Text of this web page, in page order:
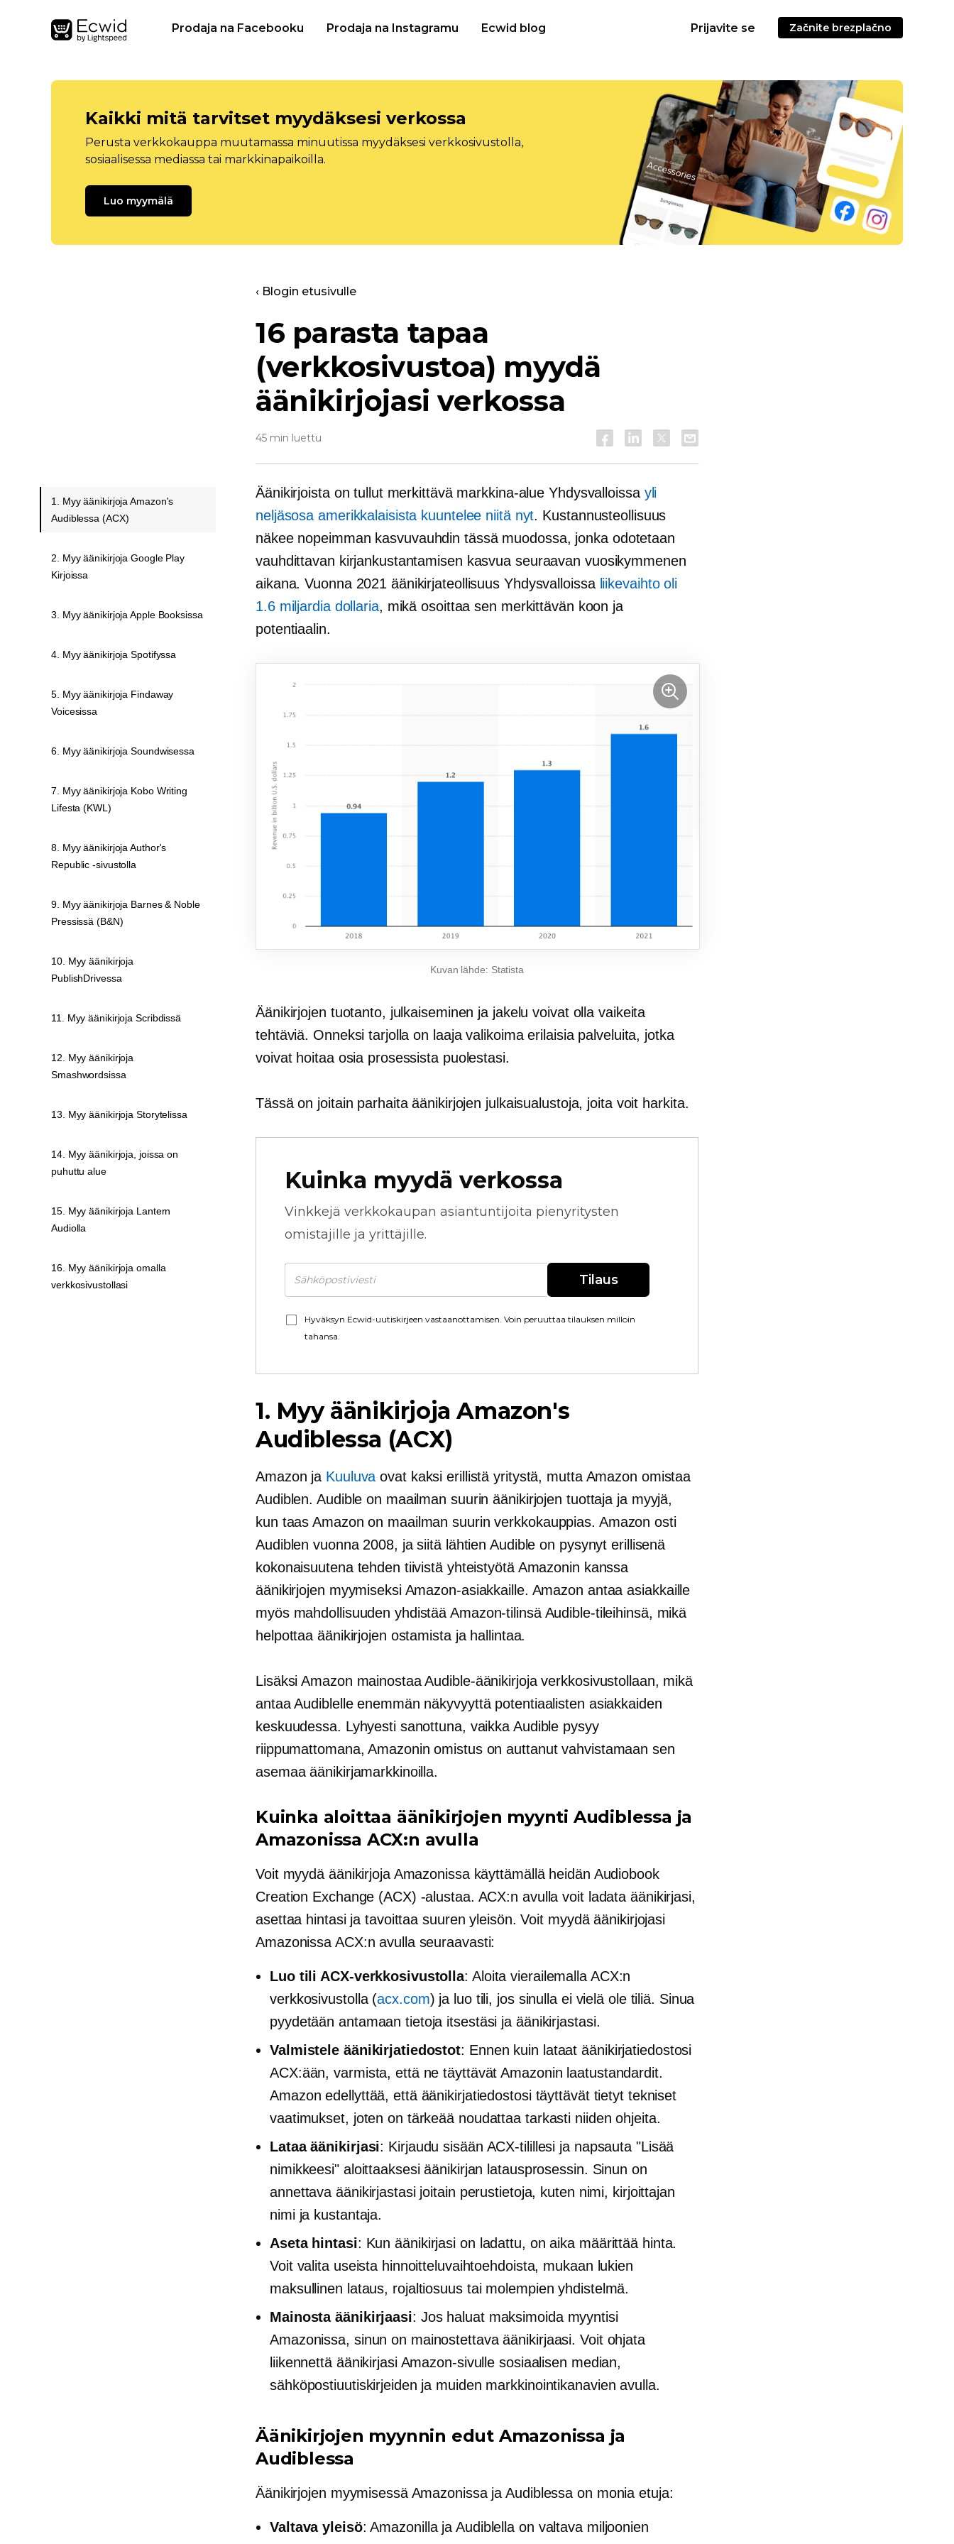
Prodaja na Facebooku Prodaja na Instagramu Ecwid blog Prijavite se Začnite brezplačno
Kaikki mitä tarvitset myydäksesi verkossa
Perusta verkkokauppa muutamassa minuutissa myydäksesi verkkosivustolla,
sosiaalisessa mediassa tai markkinapaikoilla.
Luo myymälä
‹ Blogin etusivulle
16 parasta tapaa
(verkkosivustoa) myydä
äänikirjojasi verkossa
45 min luettu
Äänikirjoista on tullut merkittävä markkina-alue Yhdysvalloissa yli
neljäsosa amerikkalaisista kuuntelee niitä nyt. Kustannusteollisuus
näkee nopeimman kasvuvauhdin tässä muodossa, jonka odotetaan
vauhdittavan kirjankustantamisen kasvua seuraavan vuosikymmenen
aikana. Vuonna 2021 äänikirjateollisuus Yhdysvalloissa liikevaihto oli
1.6 miljardia dollaria, mikä osoittaa sen merkittävän koon ja
potentiaalin.
Kuvan lähde: Statista
Äänikirjojen tuotanto, julkaiseminen ja jakelu voivat olla vaikeita
tehtäviä. Onneksi tarjolla on laaja valikoima erilaisia ​​palveluita, jotka
voivat hoitaa osia prosessista puolestasi.
Tässä on joitain parhaita äänikirjojen julkaisualustoja, joita voit harkita.
Kuinka myydä verkossa
Vinkkejä verkkokaupan asiantuntijoita pienyritysten
omistajille ja yrittäjille.
Tilaus
Hyväksyn Ecwid-uutiskirjeen vastaanottamisen. Voin peruuttaa tilauksen milloin
tahansa.
1. Myy äänikirjoja Amazon's
Audiblessa (ACX)
Amazon ja Kuuluva ovat kaksi erillistä yritystä, mutta Amazon omistaa
Audiblen. Audible on maailman suurin äänikirjojen tuottaja ja myyjä,
kun taas Amazon on maailman suurin verkkokauppias. Amazon osti
Audiblen vuonna 2008, ja siitä lähtien Audible on pysynyt erillisenä
kokonaisuutena tehden tiivistä yhteistyötä Amazonin kanssa
äänikirjojen myymiseksi Amazon-asiakkaille. Amazon antaa asiakkaille
myös mahdollisuuden yhdistää Amazon-tilinsä Audible-tileihinsä, mikä
helpottaa äänikirjojen ostamista ja hallintaa.
Lisäksi Amazon mainostaa Audible-äänikirjoja verkkosivustollaan, mikä
antaa Audiblelle enemmän näkyvyyttä potentiaalisten asiakkaiden
keskuudessa. Lyhyesti sanottuna, vaikka Audible pysyy
riippumattomana, Amazonin omistus on auttanut vahvistamaan sen
asemaa äänikirjamarkkinoilla.
Kuinka aloittaa äänikirjojen myynti Audiblessa ja
Amazonissa ACX:n avulla
Voit myydä äänikirjoja Amazonissa käyttämällä heidän Audiobook
Creation Exchange (ACX) -alustaa. ACX:n avulla voit ladata äänikirjasi,
asettaa hintasi ja tavoittaa suuren yleisön. Voit myydä äänikirjojasi
Amazonissa ACX:n avulla seuraavasti:
Luo tili ACX-verkkosivustolla: Aloita vierailemalla ACX:n
verkkosivustolla (acx.com) ja luo tili, jos sinulla ei vielä ole tiliä. Sinua
pyydetään antamaan tietoja itsestäsi ja äänikirjastasi.
Valmistele äänikirjatiedostot: Ennen kuin lataat äänikirjatiedostosi
ACX:ään, varmista, että ne täyttävät Amazonin laatustandardit.
Amazon edellyttää, että äänikirjatiedostosi täyttävät tietyt tekniset
vaatimukset, joten on tärkeää noudattaa tarkasti niiden ohjeita.
Lataa äänikirjasi: Kirjaudu sisään ACX-tilillesi ja napsauta "Lisää
nimikkeesi" aloittaaksesi äänikirjan latausprosessin. Sinun on
annettava äänikirjastasi joitain perustietoja, kuten nimi, kirjoittajan
nimi ja kustantaja.
Aseta hintasi: Kun äänikirjasi on ladattu, on aika määrittää hinta.
Voit valita useista hinnoitteluvaihtoehdoista, mukaan lukien
maksullinen lataus, rojaltiosuus tai molempien yhdistelmä.
Mainosta äänikirjaasi: Jos haluat maksimoida myyntisi
Amazonissa, sinun on mainostettava äänikirjaasi. Voit ohjata
liikennettä äänikirjasi Amazon-sivulle sosiaalisen median,
sähköpostiuutiskirjeiden ja muiden markkinointikanavien avulla.
Äänikirjojen myynnin edut Amazonissa ja
Audiblessa
Äänikirjojen myymisessä Amazonissa ja Audiblessa on monia etuja:
Valtava yleisö: Amazonilla ja Audiblella on valtava miljoonien
1. Myy äänikirjoja Amazon's
Audiblessa (ACX)
2. Myy äänikirjoja Google Play
Kirjoissa
3. Myy äänikirjoja Apple Booksissa
4. Myy äänikirjoja Spotifyssa
5. Myy äänikirjoja Findaway
Voicesissa
6. Myy äänikirjoja Soundwisessa
7. Myy äänikirjoja Kobo Writing
Lifesta (KWL)
8. Myy äänikirjoja Author's
Republic -sivustolla
9. Myy äänikirjoja Barnes & Noble
Pressissä (B&N)
10. Myy äänikirjoja
PublishDrivessa
11. Myy äänikirjoja Scribdissä
12. Myy äänikirjoja
Smashwordsissa
13. Myy äänikirjoja Storytelissa
14. Myy äänikirjoja, joissa on
puhuttu alue
15. Myy äänikirjoja Lantern
Audiolla
16. Myy äänikirjoja omalla
verkkosivustollasi